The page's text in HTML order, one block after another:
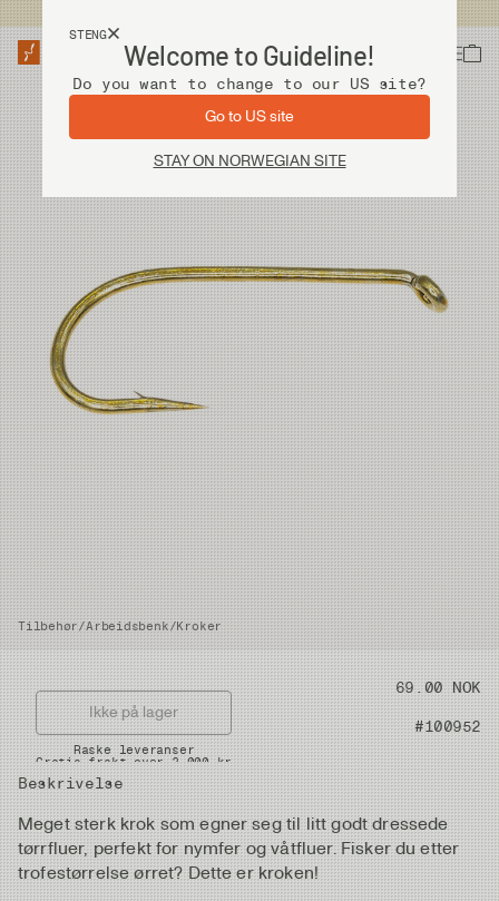
STENG
Welcome to Guideline!
Do you want to change to our US site?
Go to US site
STAY ON NORWEGIAN SITE
Tilbehør/Arbeidsbenk/Kroker
Pris 69.00 NOK
Artikkelnummer #100952
Beskrivelse
Meget sterk krok som egner seg til litt godt dressede
tørrfluer, perfekt for nymfer og våtfluer. Fisker du etter
trofestørrelse ørret? Dette er kroken!
Ikke på lager
Raske leveranser
Gratis frakt over 2.000 kr